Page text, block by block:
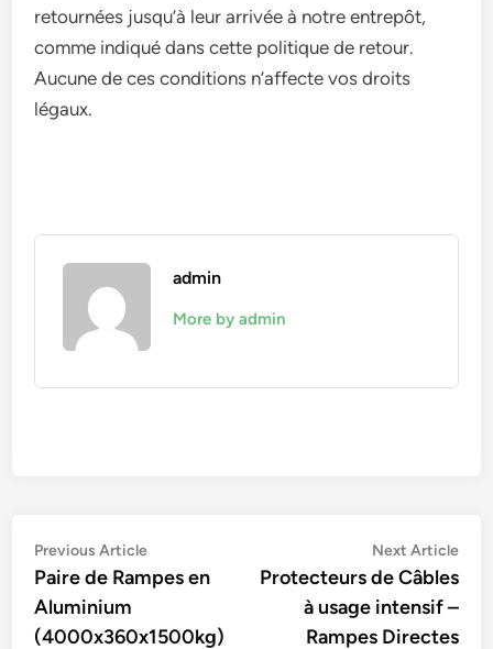
retournées jusqu’à leur arrivée à notre entrepôt,
comme indiqué dans cette politique de retour.
Aucune de ces conditions n’affecte vos droits
légaux.
admin
More by admin
Navigation
de
l’article
Previous ArticlePrevious
article:
Paire de Rampes en
Aluminium
(4000x360x1500kg)
Next Article
Protecteurs de Câbles
à usage intensif –
Rampes Directes